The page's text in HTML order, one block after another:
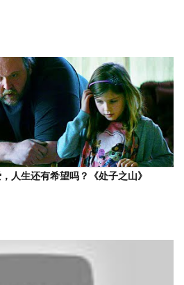
人生还有希望吗？《处子之山》